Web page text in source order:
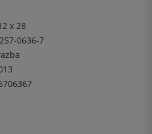
x 28
0636-7